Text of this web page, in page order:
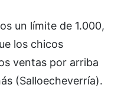
un límite de 1.000,
los chicos
ventas por arriba
(Salloecheverría).